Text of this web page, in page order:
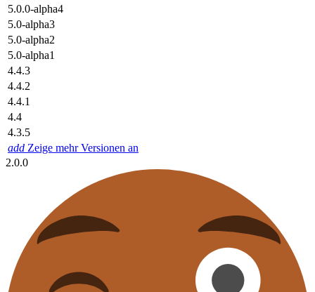
5.0.0-alpha4
5.0-alpha3
5.0-alpha2
5.0-alpha1
4.4.3
4.4.2
4.4.1
4.4
4.3.5
add Zeige mehr Versionen an
2.0.0